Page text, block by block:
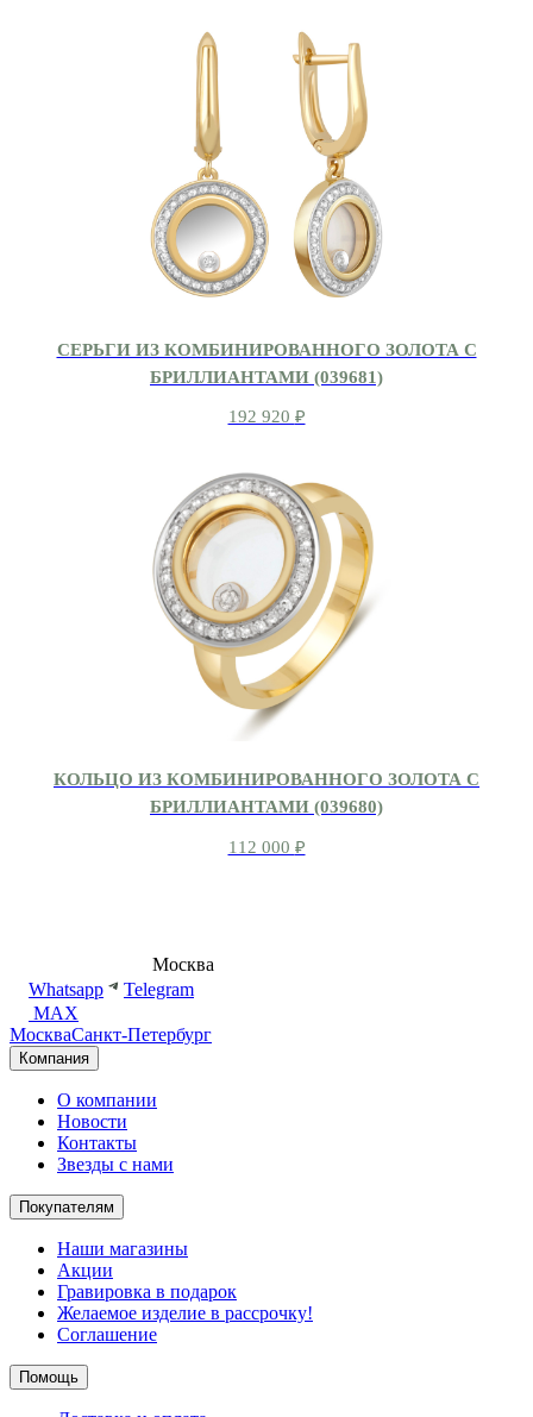
СЕРЬГИ ИЗ КОМБИНИРОВАННОГО ЗОЛОТА С
БРИЛЛИАНТАМИ (039681)
192 920 ₽
КОЛЬЦО ИЗ КОМБИНИРОВАННОГО ЗОЛОТА С
БРИЛЛИАНТАМИ (039680)
112 000 ₽
Москва
Whatsapp
Telegram
MAX
МоскваСанкт-Петербург
Компания
О компании
Новости
Контакты
Звезды с нами
Покупателям
Наши магазины
Акции
Гравировка в подарок
Желаемое изделие в рассрочку!
Соглашение
Помощь